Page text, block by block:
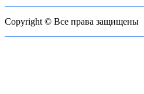
Copyright © Все права защищены